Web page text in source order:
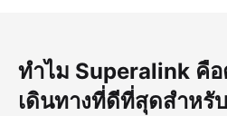
ทำไม Superalink คือ
เดินทางที่ดีที่สุดสำหรั